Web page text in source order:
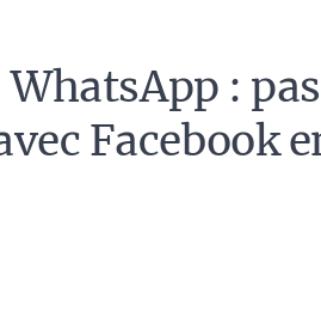
: pas
Facebook